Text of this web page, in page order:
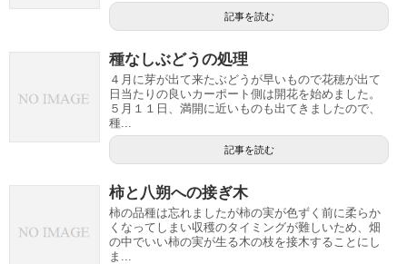
記事を読む
種なしぶどうの処理
４月に芽が出て来たぶどうが早いもので花穂が出て
日当たりの良いカーポート側は開花を始めました。
５月１１日、満開に近いものも出てきましたので、
種...
記事を読む
柿と八朔への接ぎ木
柿の品種は忘れましたが柿の実が色ずく前に柔らか
くなってしまい収穫のタイミングが難しいため、畑
の中でいい柿の実が生る木の枝を接木することにし
ま...